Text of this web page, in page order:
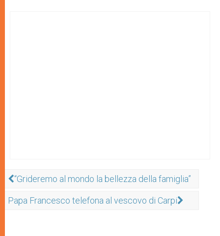
“Grideremo al mondo la bellezza della famiglia”
Papa Francesco telefona al vescovo di Carpi